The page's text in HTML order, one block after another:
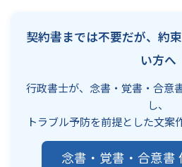
契約書までは不要だが、約
い方へ
行政書士が、念書・覚書・合意
し、
トラブル予防を前提とした文案
念書・覚書・合意書